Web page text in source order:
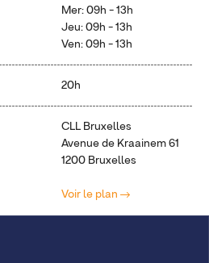
Mer: 09h - 13h
Jeu: 09h - 13h
Ven: 09h - 13h
20h
CLL Bruxelles
Avenue de Kraainem 61
1200 Bruxelles
Voir le plan